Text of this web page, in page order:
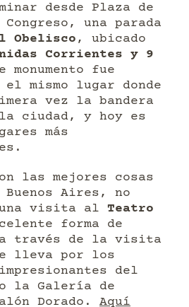
desde Plaza de
una parada
Obelisco, ubicado
Corrientes y 9
monumento fue
mismo lugar donde
vez la bandera
ciudad, y hoy es
más
las mejores cosas
Aires, no
visita al Teatro
forma de
a través de la visita
lleva por los
del
la Galería de
Dorado. Aquí